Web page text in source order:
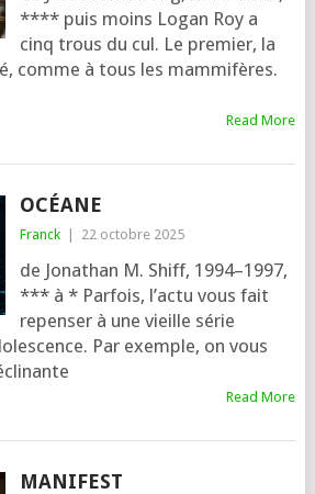
**** puis moins Logan Roy a
cinq trous du cul. Le pre­mier, la
comme à tous les mam­mi­fères.
Read More
OCÉANE
Franck 22 octobre 2025
de Jonathan M. Shiff, 1994–1997,
*** à * Parfois, l’ac­tu vous fait
repen­ser à une vieille série
Par exemple, on vous
Read More
MANIFEST